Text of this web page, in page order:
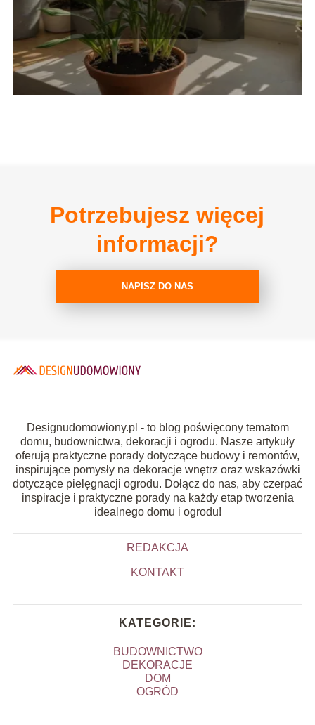
domowych?
Potrzebujesz więcej
informacji?
NAPISZ DO NAS
Designudomowiony.pl - to blog poświęcony tematom
domu, budownictwa, dekoracji i ogrodu. Nasze artykuły
oferują praktyczne porady dotyczące budowy i remontów,
inspirujące pomysły na dekoracje wnętrz oraz wskazówki
dotyczące pielęgnacji ogrodu. Dołącz do nas, aby czerpać
inspiracje i praktyczne porady na każdy etap tworzenia
idealnego domu i ogrodu!
REDAKCJA
KONTAKT
KATEGORIE:
BUDOWNICTWO
DEKORACJE
DOM
OGRÓD